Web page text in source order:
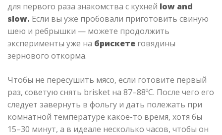
для первого раза знакомства с кухней low and
slow. Если вы уже пробовали приготовить свиную
шею и ребрышки — можете продолжить
эксперименты уже на брискете говядины
зернового откорма.
Чтобы не пересушить мясо, если готовите первый
раз, советую снять brisket на 87–88ºC. После чего его
следует завернуть в фольгу и дать полежать при
комнатной температуре какое-то время, хотя бы
15–30 минут, а в идеале несколько часов, чтобы он